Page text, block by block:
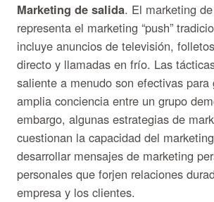
Marketing de salida. El marketing
representa el marketing “push”
incluye anuncios de televisión,
directo y llamadas en frío. Las
saliente a menudo son efectivas para
amplia conciencia entre un grupo
embargo, algunas estrategias de
cuestionan la capacidad del
desarrollar mensajes de marketing
personales que forjen relaciones
empresa y los clientes.